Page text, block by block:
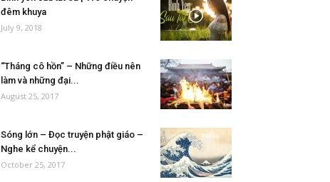
đêm khuya
July 9, 2018
“Tháng cô hồn” – Những điều nên
làm và những đại...
August 25, 2017
Sóng lớn – Đọc truyện phật giáo –
Nghe kể chuyện...
October 25, 2017